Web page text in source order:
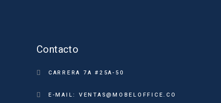
Contacto
CARRERA 7A #25A-50
E-MAIL: VENTAS@MOBELOFFICE.CO